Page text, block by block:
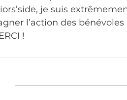
je suis
l’action des
!